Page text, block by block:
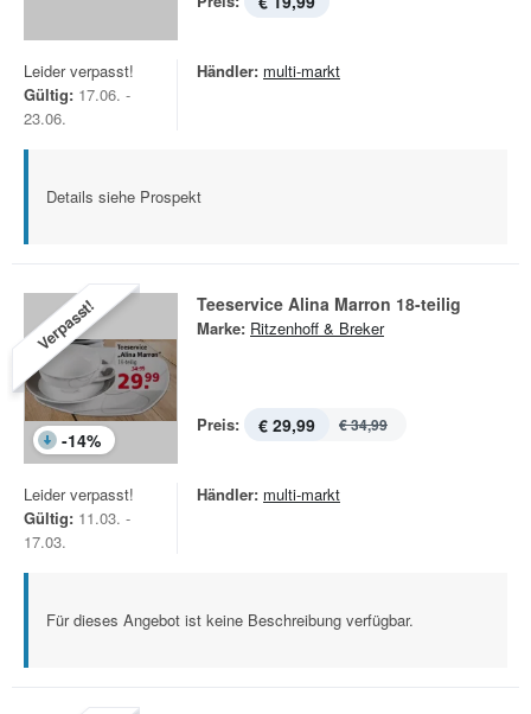
Leider verpasst!
Gültig: 17.06. -
23.06.
Händler: multi-markt
Details siehe Prospekt
Verpasst!
-14%
Teeservice Alina Marron 18-teilig
Marke: Ritzenhoff & Breker
Preis: € 29,99 € 34,99
Leider verpasst!
Gültig: 11.03. -
17.03.
Händler: multi-markt
Für dieses Angebot ist keine Beschreibung verfügbar.